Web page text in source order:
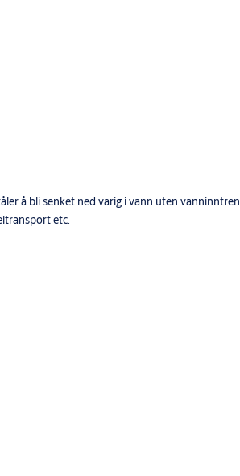
å bli senket ned varig i vann uten
etc.